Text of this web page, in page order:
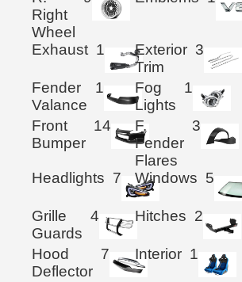
Right
Wheel
Exhaust 1
Exterior
Trim
3
Fender
Valance
1
Fog
Lights
1
Front
Bumper
14
F.
Fender
Flares
3
Headlights 7 Windows 5
Grille
Guards
4 Hitches 2
Hood
Deflector
7 Interior 1